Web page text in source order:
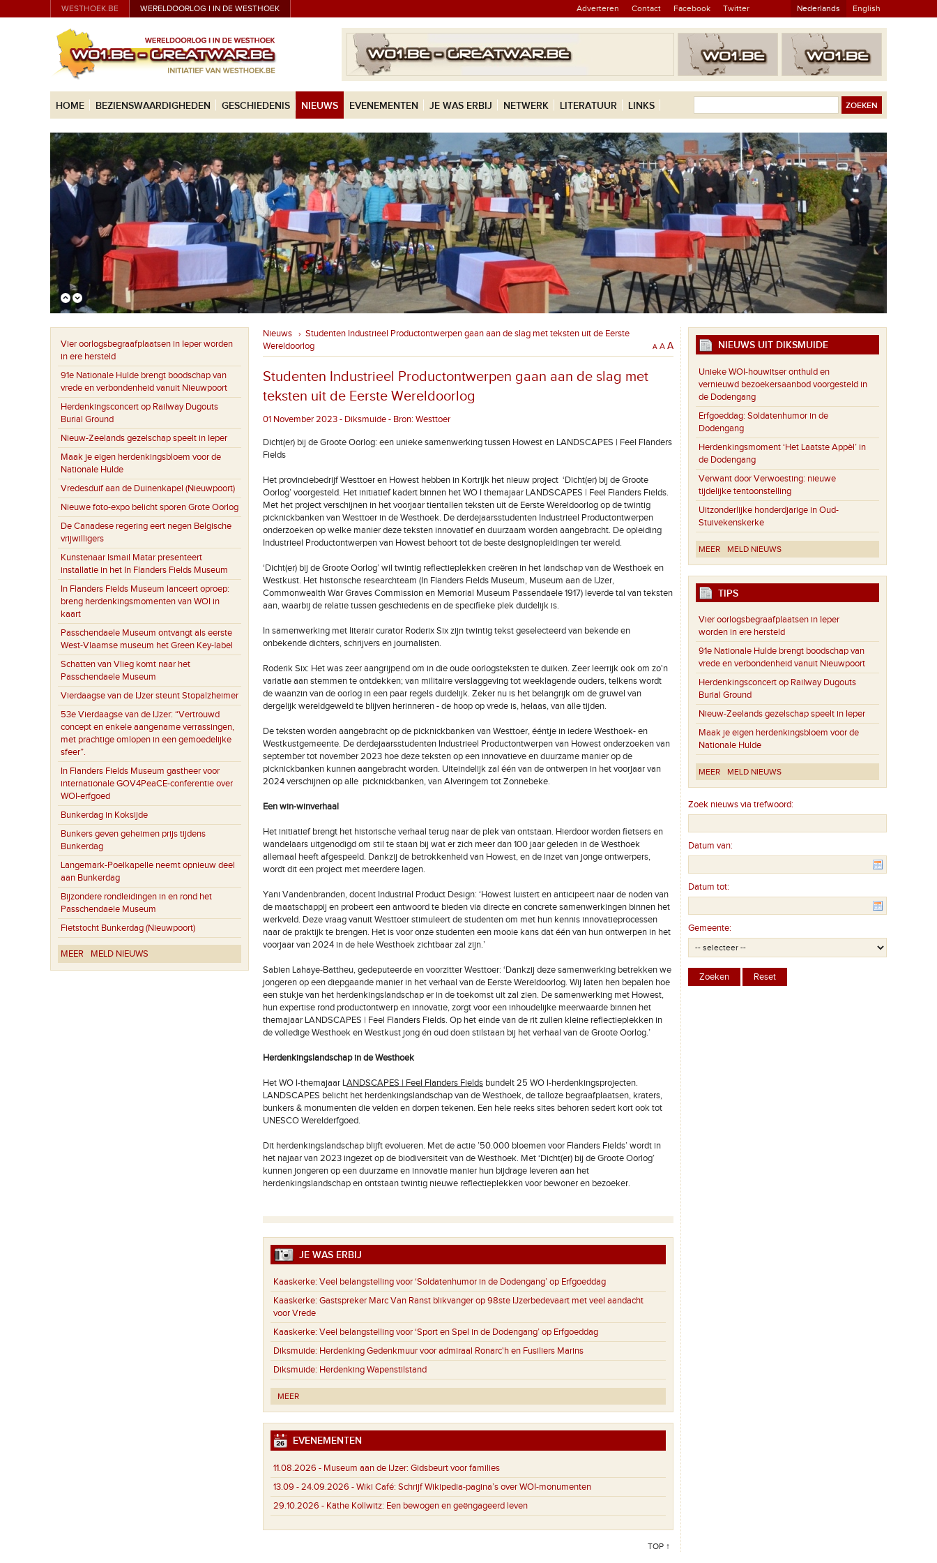
WESTHOEK.BE WERELDOORLOG I IN DE WESTHOEK Adverteren Contact Facebook Twitter Nederlands English
HOME BEZIENSWAARDIGHEDEN GESCHIEDENIS NIEUWS EVENEMENTEN JE WAS ERBIJ NETWERK LITERATUUR LINKS
Vier oorlogsbegraafplaatsen in Ieper worden
in ere hersteld
91e Nationale Hulde brengt boodschap van
vrede en verbondenheid vanuit Nieuwpoort
Herdenkingsconcert op Railway Dugouts
Burial Ground
Nieuw-Zeelands gezelschap speelt in Ieper
Maak je eigen herdenkingsbloem voor de
Nationale Hulde
Vredesduif aan de Duinenkapel (Nieuwpoort)
Nieuwe foto-expo belicht sporen Grote Oorlog
De Canadese regering eert negen Belgische
vrijwilligers
Kunstenaar Ismail Matar presenteert
installatie in het In Flanders Fields Museum
In Flanders Fields Museum lanceert oproep:
breng herdenkingsmomenten van WOI in
kaart
Passchendaele Museum ontvangt als eerste
West-Vlaamse museum het Green Key-label
Schatten van Vlieg komt naar het
Passchendaele Museum
Vierdaagse van de IJzer steunt Stopalzheimer
53e Vierdaagse van de IJzer: “Vertrouwd
concept en enkele aangename verrassingen,
met prachtige omlopen in een gemoedelijke
sfeer”.
In Flanders Fields Museum gastheer voor
internationale GOV4PeaCE-conferentie over
WOI-erfgoed
Bunkerdag in Koksijde
Bunkers geven geheimen prijs tijdens
Bunkerdag
Langemark-Poelkapelle neemt opnieuw deel
aan Bunkerdag
Bijzondere rondleidingen in en rond het
Passchendaele Museum
Fietstocht Bunkerdag (Nieuwpoort)
MEER MELD NIEUWS
Nieuws › Studenten Industrieel Productontwerpen gaan aan de slag met teksten uit de Eerste
Wereldoorlog
A A A
Studenten Industrieel Productontwerpen gaan aan de slag met
teksten uit de Eerste Wereldoorlog
01 November 2023 - Diksmuide - Bron: Westtoer
Dicht(er) bij de Groote Oorlog: een unieke samenwerking tussen Howest en LANDSCAPES | Feel Flanders
Fields
Het provinciebedrijf Westtoer en Howest hebben in Kortrijk het nieuw project ‘Dicht(er) bij de Groote
Oorlog’ voorgesteld. Het initiatief kadert binnen het WO I themajaar LANDSCAPES | Feel Flanders Fields.
Met het project verschijnen in het voorjaar tientallen teksten uit de Eerste Wereldoorlog op de twintig
picknickbanken van Westtoer in de Westhoek. De derdejaarsstudenten Industrieel Productontwerpen
onderzoeken op welke manier deze teksten innovatief en duurzaam worden aangebracht. De opleiding
Industrieel Productontwerpen van Howest behoort tot de beste designopleidingen ter wereld.
‘Dicht(er) bij de Groote Oorlog’ wil twintig reflectieplekken creëren in het landschap van de Westhoek en
Westkust. Het historische researchteam (In Flanders Fields Museum, Museum aan de IJzer,
Commonwealth War Graves Commission en Memorial Museum Passendaele 1917) leverde tal van teksten
aan, waarbij de relatie tussen geschiedenis en de specifieke plek duidelijk is.
In samenwerking met literair curator Roderix Six zijn twintig tekst geselecteerd van bekende en
onbekende dichters, schrijvers en journalisten.
Roderik Six: Het was zeer aangrijpend om in die oude oorlogsteksten te duiken. Zeer leerrijk ook om zo'n
variatie aan stemmen te ontdekken; van militaire verslaggeving tot weeklagende ouders, telkens wordt
de waanzin van de oorlog in een paar regels duidelijk. Zeker nu is het belangrijk om de gruwel van
dergelijk wereldgeweld te blijven herinneren - de hoop op vrede is, helaas, van alle tijden.
De teksten worden aangebracht op de picknickbanken van Westtoer, ééntje in iedere Westhoek- en
Westkustgemeente. De derdejaarsstudenten Industrieel Productontwerpen van Howest onderzoeken van
september tot november 2023 hoe deze teksten op een innovatieve en duurzame manier op de
picknickbanken kunnen aangebracht worden. Uiteindelijk zal één van de ontwerpen in het voorjaar van
2024 verschijnen op alle picknickbanken, van Alveringem tot Zonnebeke.
Een win-winverhaal
Het initiatief brengt het historische verhaal terug naar de plek van ontstaan. Hierdoor worden fietsers en
wandelaars uitgenodigd om stil te staan bij wat er zich meer dan 100 jaar geleden in de Westhoek
allemaal heeft afgespeeld. Dankzij de betrokkenheid van Howest, en de inzet van jonge ontwerpers,
wordt dit een project met meerdere lagen.
Yani Vandenbranden, docent Industrial Product Design: ‘Howest luistert en anticipeert naar de noden van
de maatschappij en probeert een antwoord te bieden via directe en concrete samenwerkingen binnen het
werkveld. Deze vraag vanuit Westtoer stimuleert de studenten om met hun kennis innovatieprocessen
naar de praktijk te brengen. Het is voor onze studenten een mooie kans dat één van hun ontwerpen in het
voorjaar van 2024 in de hele Westhoek zichtbaar zal zijn.’
Sabien Lahaye-Battheu, gedeputeerde en voorzitter Westtoer: ‘Dankzij deze samenwerking betrekken we
jongeren op een diepgaande manier in het verhaal van de Eerste Wereldoorlog. Wij laten hen bepalen hoe
een stukje van het herdenkingslandschap er in de toekomst uit zal zien. De samenwerking met Howest,
hun expertise rond productontwerp en innovatie, zorgt voor een inhoudelijke meerwaarde binnen het
themajaar LANDSCAPES | Feel Flanders Fields. Op het einde van de rit zullen kleine reflectieplekken in
de volledige Westhoek en Westkust jong én oud doen stilstaan bij het verhaal van de Groote Oorlog.’
Herdenkingslandschap in de Westhoek
Het WO I-themajaar LANDSCAPES | Feel Flanders Fields bundelt 25 WO I-herdenkingsprojecten.
LANDSCAPES belicht het herdenkingslandschap van de Westhoek, de talloze begraafplaatsen, kraters,
bunkers & monumenten die velden en dorpen tekenen. Een hele reeks sites behoren sedert kort ook tot
UNESCO Werelderfgoed.
Dit herdenkingslandschap blijft evolueren. Met de actie ’50.000 bloemen voor Flanders Fields’ wordt in
het najaar van 2023 ingezet op de biodiversiteit van de Westhoek. Met ‘Dicht(er) bij de Groote Oorlog’
kunnen jongeren op een duurzame en innovatie manier hun bijdrage leveren aan het
herdenkingslandschap en ontstaan twintig nieuwe reflectieplekken voor bewoner en bezoeker.
JE WAS ERBIJ
Kaaskerke: Veel belangstelling voor ‘Soldatenhumor in de Dodengang’ op Erfgoeddag
Kaaskerke: Gastspreker Marc Van Ranst blikvanger op 98ste IJzerbedevaart met veel aandacht
voor Vrede
Kaaskerke: Veel belangstelling voor ‘Sport en Spel in de Dodengang’ op Erfgoeddag
Diksmuide: Herdenking Gedenkmuur voor admiraal Ronarc'h en Fusiliers Marins
Diksmuide: Herdenking Wapenstilstand
MEER
EVENEMENTEN
11.08.2026 - Museum aan de IJzer: Gidsbeurt voor families
13.09 - 24.09.2026 -Wiki Café: Schrijf Wikipedia-pagina’s over WOI-monumenten
29.10.2026 - Käthe Kollwitz: Een bewogen en geëngageerd leven
TOP ↑
NIEUWS UIT DIKSMUIDE
Unieke WOI-houwitser onthuld en
vernieuwd bezoekersaanbod voorgesteld in
de Dodengang
Erfgoeddag: Soldatenhumor in de
Dodengang
Herdenkingsmoment ‘Het Laatste Appèl’ in
de Dodengang
Verwant door Verwoesting: nieuwe
tijdelijke tentoonstelling
Uitzonderlijke honderdjarige in Oud-
Stuivekenskerke
MEER MELD NIEUWS
TIPS
Vier oorlogsbegraafplaatsen in Ieper
worden in ere hersteld
91e Nationale Hulde brengt boodschap van
vrede en verbondenheid vanuit Nieuwpoort
Herdenkingsconcert op Railway Dugouts
Burial Ground
Nieuw-Zeelands gezelschap speelt in Ieper
Maak je eigen herdenkingsbloem voor de
Nationale Hulde
MEER MELD NIEUWS
Zoek nieuws via trefwoord:
Datum van:
Datum tot:
Gemeente: